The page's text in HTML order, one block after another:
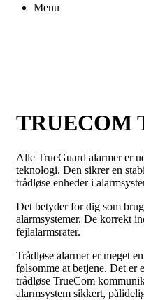
Menu
TRUECOM
Alle TrueGuard alarmer er
teknologi. Den sikrer en
trådløse enheder i
Det betyder for dig som
alarmsystemer. De korrekt
fejlalarmsrater.
Trådløse alarmer er meget
følsomme at betjene. Det er
trådløse TrueCom
alarmsystem sikkert,